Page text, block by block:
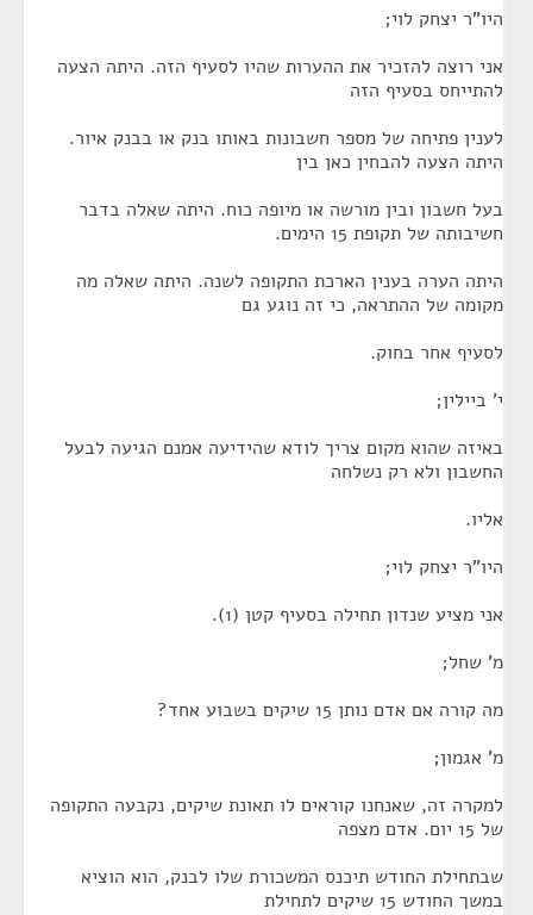
היו"ר יצחק לוי;
אני רוצה להזכיר את ההערות שהיו לסעיף הזה. היתה הצעה
להתייחס בסעיף הזה
לענין פתיחה של מספר חשבונות באותו בנק או בבנק איור.
היתה הצעה להבחין כאן בין
בעל חשבון ובין מורשה או מיופה כוח. היתה שאלה בדבר
חשיבותה של תקופת 15 הימים.
היתה הערה בענין הארכת התקופה לשנה. היתה שאלה מה
מקומה של ההתראה, כי זה נוגע גם
לסעיף אחר בחוק.
י' ביילין;
באיזה שהוא מקום צריך לודא שהידיעה אמנם הגיעה לבעל
החשבון ולא רק נשלחה
אליו.
היו"ר יצחק לוי;
אני מציע שנדון תחילה בסעיף קטן (1).
מ' שחל;
מה קורה אם אדם נותן 15 שיקים בשבוע אחד?
מ' אגמון;
למקרה זה, שאנחנו קוראים לו תאונת שיקים, נקבעה התקופה
של 15 יום. אדם מצפה
שבתחילת החודש תיכנס המשכורת שלו לבנק, הוא הוציא
במשך החודש 15 שיקים לתחילת